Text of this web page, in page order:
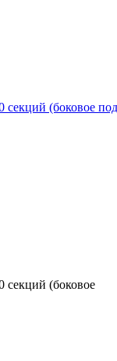
(боковое
(боковое